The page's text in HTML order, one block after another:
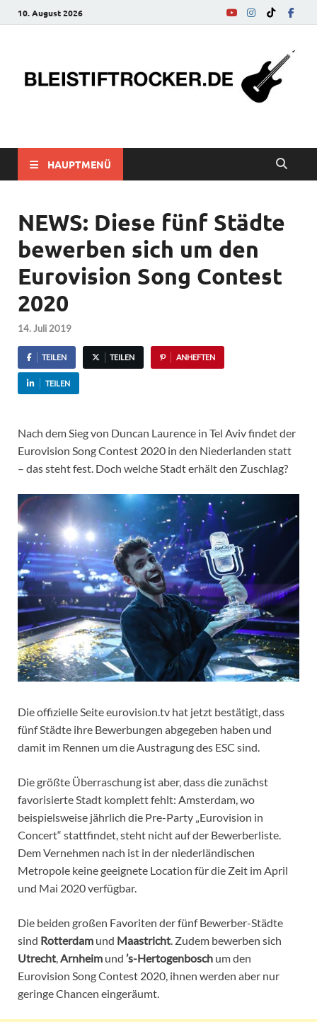
10. August 2026
bleistiftrocker.de
HAUPTMENÜ
NEWS: Diese fünf Städte
bewerben sich um den
Eurovision Song Contest
2020
14. Juli 2019
TEILEN TEILEN ANHEFTEN
TEILEN
Nach dem Sieg von Duncan Laurence in Tel Aviv findet der
Eurovision Song Contest 2020 in den Niederlanden statt
– das steht fest. Doch welche Stadt erhält den Zuschlag?
Die offizielle Seite eurovision.tv hat jetzt bestätigt, dass
fünf Städte ihre Bewerbungen abgegeben haben und
damit im Rennen um die Austragung des ESC sind.
Die größte Überraschung ist aber, dass die zunächst
favorisierte Stadt komplett fehlt: Amsterdam, wo
beispielsweise jährlich die Pre-Party „Eurovision in
Concert“ stattfindet, steht nicht auf der Bewerberliste.
Dem Vernehmen nach ist in der niederländischen
Metropole keine geeignete Location für die Zeit im April
und Mai 2020 verfügbar.
Die beiden großen Favoriten der fünf Bewerber-Städte
sind Rotterdam und Maastricht. Zudem bewerben sich
Utrecht,Arnheim und ’s-Hertogenbosch um den
Eurovision Song Contest 2020, ihnen werden aber nur
geringe Chancen eingeräumt.